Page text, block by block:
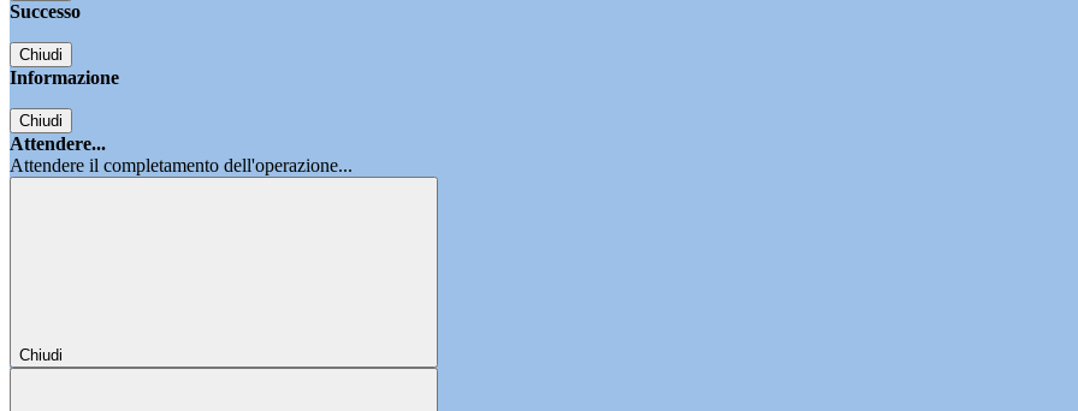
Successo
Chiudi
Informazione
Chiudi
Attendere...
Attendere il completamento dell'operazione...
Chiudi